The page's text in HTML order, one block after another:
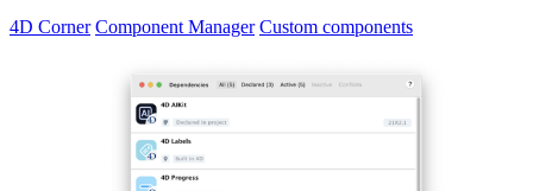
4D Corner Component Manager Custom components